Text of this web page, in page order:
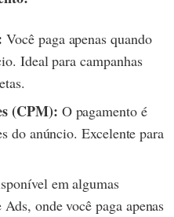
Você paga apenas quando
Ideal para campanhas
(CPM): O pagamento é
do anúncio. Excelente para
em algumas
onde você paga apenas